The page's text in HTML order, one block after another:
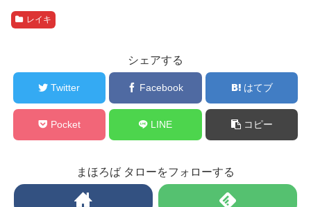
レイキ
シェアする
Twitter Facebook はてブ
Pocket LINE コピー
まほろば タローをフォローする